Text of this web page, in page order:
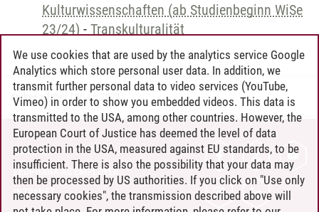
Kulturwissenschaften (ab Studienbeginn WiSe
23/24) - Transkulturalität
Andreea Tribel 30.06.2024
CONTACT
LEUPHANA AS EMPLOYER
INTRANET
We use cookies that are used by the analytics service Google
Analytics which store personal user data. In addition, we
transmit further personal data to video services (YouTube,
Vimeo) in order to show you embedded videos. This data is
transmitted to the USA, among other countries. However, the
European Court of Justice has deemed the level of data
protection in the USA, measured against EU standards, to be
insufficient. There is also the possibility that your data may
then be processed by US authorities. If you click on "Use only
necessary cookies", the transmission described above will